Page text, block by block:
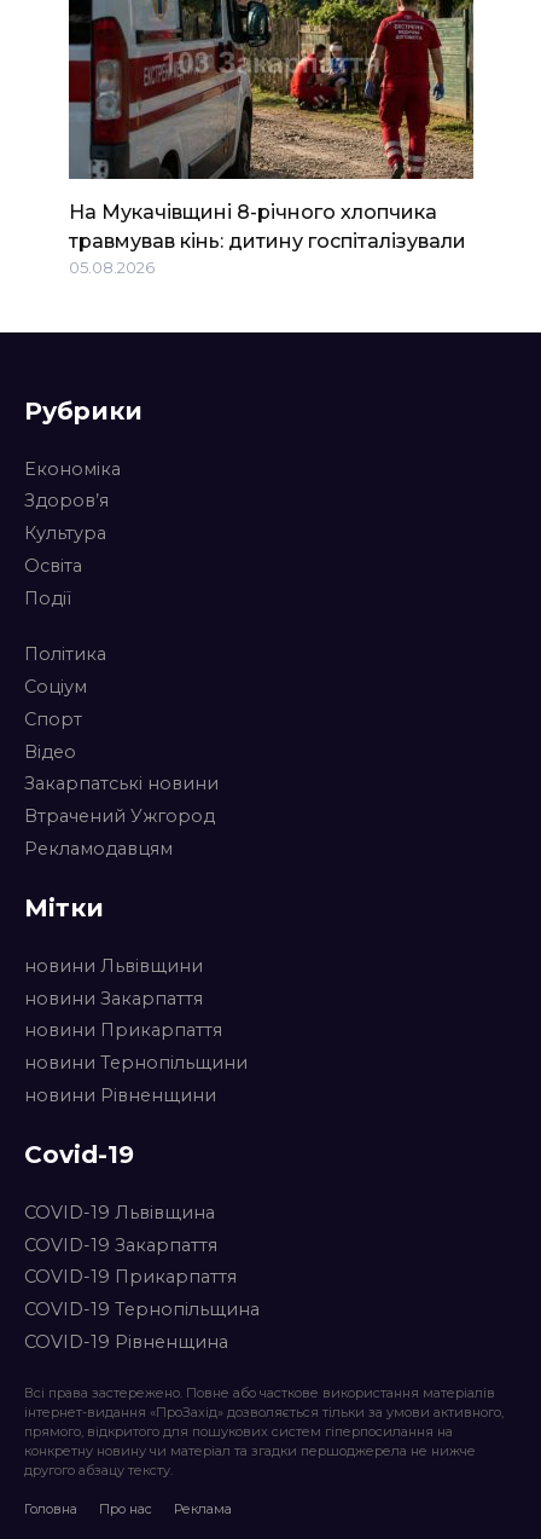
На Мукачівщині 8-річного хлопчика
травмував кінь: дитину госпіталізували
05.08.2026
Рубрики
Економіка
Здоров’я
Культура
Освіта
Події
Політика
Соціум
Спорт
Відео
Закарпатські новини
Втрачений Ужгород
Рекламодавцям
Мітки
новини Львівщини
новини Закарпаття
новини Прикарпаття
новини Тернопільщини
новини Рівненщини
Covid-19
COVID-19 Львівщина
COVID-19 Закарпаття
COVID-19 Прикарпаття
COVID-19 Тернопільщина
COVID-19 Рівненщина
Всі права застережено. Повне або часткове використання матеріалів
інтернет-видання «ПроЗахід» дозволяється тільки за умови активного,
прямого, відкритого для пошукових систем гіперпосилання на
конкретну новину чи матеріал та згадки першоджерела не нижче
другого абзацу тексту.
Головна Про нас Реклама